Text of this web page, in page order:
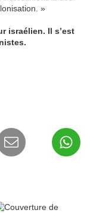
»
israélien. Il s’est